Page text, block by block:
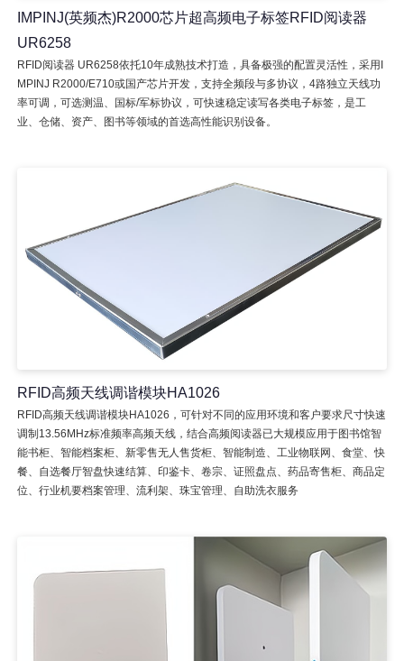
IMPINJ(英频杰)R2000芯片超高频电子标签RFID阅读器
UR6258
RFID阅读器 UR6258依托10年成熟技术打造，具备极强的配置灵活性，采用I
MPINJ R2000/E710或国产芯片开发，支持全频段与多协议，4路独立天线功
率可调，可选测温、国标/军标协议，可快速稳定读写各类电子标签，是工
业、仓储、资产、图书等领域的首选高性能识别设备。
RFID高频天线调谐模块HA1026
RFID高频天线调谐模块HA1026，可针对不同的应用环境和客户要求尺寸快速
调制13.56MHz标准频率高频天线，结合高频阅读器已大规模应用于图书馆智
能书柜、智能档案柜、新零售无人售货柜、智能制造、工业物联网、食堂、快
餐、自选餐厅智盘快速结算、印鉴卡、卷宗、证照盘点、药品寄售柜、商品定
位、行业机要档案管理、流利架、珠宝管理、自助洗衣服务